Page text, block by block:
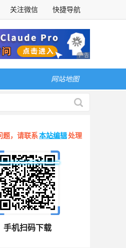
关注微信 快捷导航
广告 商业广告，理
网站地图
题，请联系本站编辑处理
手机扫码下载